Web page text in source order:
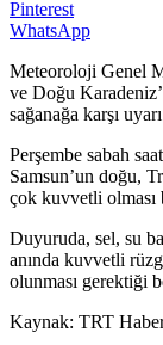
Pinterest
WhatsApp
Meteoroloji Genel
ve Doğu
sağanağa karşı
Perşembe sabah
Samsun’un doğu,
çok kuvvetli olması
Duyuruda, sel, su
anında kuvvetli
olunması gerektiği
Kaynak: TRT